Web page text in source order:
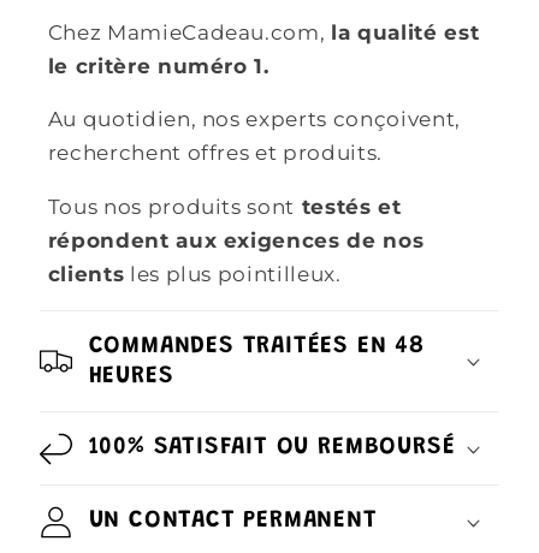
Chez MamieCadeau.com, la qualité est
le critère numéro 1.
Au quotidien, nos experts conçoivent,
recherchent offres et produits.
Tous nos produits sont testés et
répondent aux exigences de nos
clients les plus pointilleux.
COMMANDES TRAITÉES EN 48
HEURES
100% SATISFAIT OU REMBOURSÉ
UN CONTACT PERMANENT